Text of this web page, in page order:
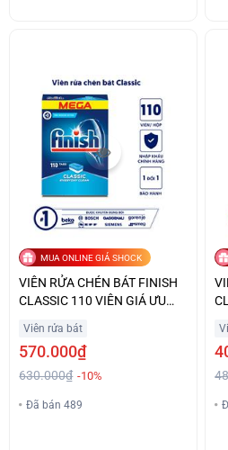
MUA ONLINE GIÁ SHOCK
VIÊN RỬA CHÉN BÁT FINISH
CLASSIC 110 VIÊN GIÁ ƯU
Viên rửa bát
570.000₫
630.000₫ -10%
Đã bán 489